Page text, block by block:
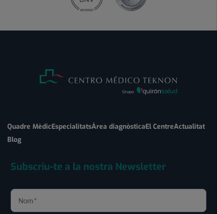
Quadre MèdicEspecialitatsÀrea diagnòsticaEl CentreActualitat
Blog
Subscriu-te a la nostra Newsletter